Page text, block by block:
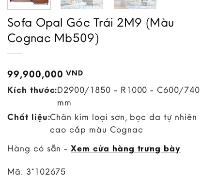
Sofa Opal Góc Trái 2M9 (Màu
Cognac Mb509)
99,900,000VND
Kích thước:D2900/1850 - R1000 - C600/740
mm
Chất liệu:Chân kim loại sơn, bọc da tự nhiên
cao cấp màu Cognac
Hàng có sẵn -Xem cửa hàng trưng bày
Mã: 3*102675